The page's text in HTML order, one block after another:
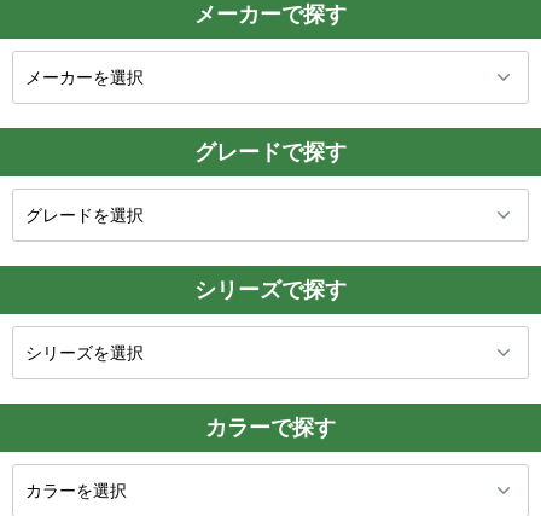
メーカーで探す
グレードで探す
シリーズで探す
カラーで探す